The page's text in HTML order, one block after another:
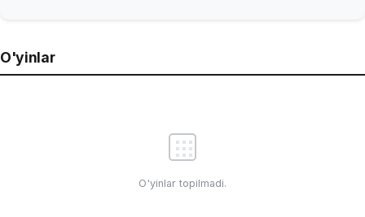
O'yinlar
O'yinlar topilmadi.